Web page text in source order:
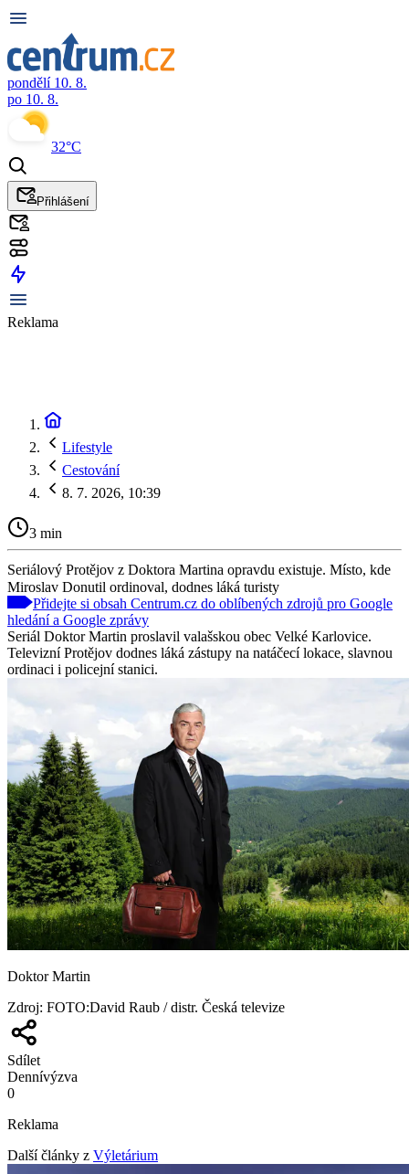
pondělí 10. 8.
po 10. 8.
32°C
Přihlášení
Reklama
Lifestyle
Cestování
8. 7. 2026, 10:39
3 min
Seriálový Protějov z Doktora Martina opravdu existuje. Místo, kde
Miroslav Donutil ordinoval, dodnes láká turisty
Přidejte si obsah Centrum.cz do oblíbených zdrojů pro Google
hledání a Google zprávy
Seriál Doktor Martin proslavil valašskou obec Velké Karlovice.
Televizní Protějov dodnes láká zástupy na natáčecí lokace, slavnou
ordinaci i policejní stanici.
Doktor Martin
Zdroj: FOTO:David Raub / distr. Česká televize
Sdílet
Dennívýzva
0
Reklama
Další články z Výletárium